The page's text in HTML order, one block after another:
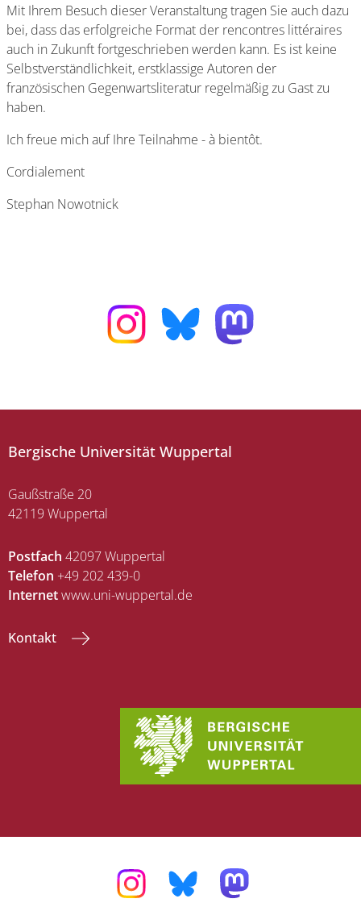
Mit Ihrem Besuch dieser Veranstaltung tragen Sie auch dazu
bei, dass das erfolgreiche Format der rencontres littéraires
auch in Zukunft fortgeschrieben werden kann. Es ist keine
Selbstverständlichkeit, erstklassige Autoren der
französischen Gegenwartsliteratur regelmäßig zu Gast zu
haben.
Ich freue mich auf Ihre Teilnahme - à bientôt.
Cordialement
Stephan Nowotnick
Bergische Universität Wuppertal
Gaußstraße 20
42119 Wuppertal
Postfach 42097 Wuppertal
Telefon +49 202 439-0
Internetwww.uni-wuppertal.de
Kontakt